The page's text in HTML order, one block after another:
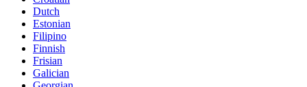
Dutch
Estonian
Filipino
Finnish
Frisian
Galician